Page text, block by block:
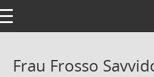
navigation
Frau Frosso